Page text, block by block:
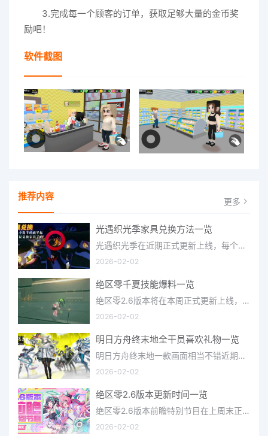
3.完成每一个顾客的订单，获取足够大量的金币奖
励吧！
软件截图
推荐内容 更多
光遇织光季家具兑换方法一览
光遇织光季在近期正式更新上线，每个季节都有着许多全新内容和资讯可以让你来体验，不少刚体验的小伙伴想要知道
2026-02-02
绝区零千夏技能爆料一览
绝区零2.6版本将在本周正式更新上线，上周的前瞻直播官方给玩家们带来关于最新版本的卡池信息和相关活动内容，
2026-02-02
明日方舟终末地全干员喜欢礼物一览
明日方舟终末地一款画面相当不错近期非常火爆的大型二次元冒险游戏，这里有相当多好看的干员可以让你来抽取并
2026-02-02
绝区零2.6版本更新时间一览
绝区零2.6版本前瞻特别节目在上周末正式播出，官方给玩家们带来了许多关于最新版本的相关资讯和上线时间，不少
2026-02-02